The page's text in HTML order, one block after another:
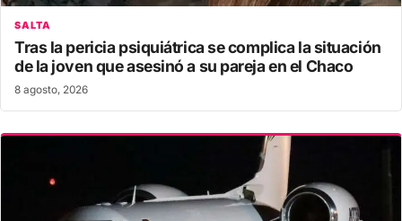
SALTA
Tras la pericia psiquiátrica se complica la situación
de la joven que asesinó a su pareja en el Chaco
8 agosto, 2026